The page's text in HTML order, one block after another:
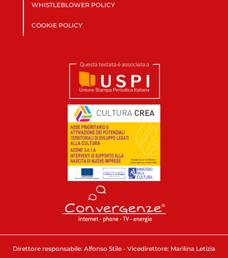
WHISTLEBLOWER POLICY
COOKIE POLICY
Direttore responsabile: Alfonso Stile - Vicedirettore: Marilina Letizia